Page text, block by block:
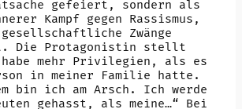
gefeiert, sondern als
Kampf gegen Rassismus,
gesellschaftliche Zwänge
Die Protagonistin stellt
mehr Privilegien, als es
in meiner Familie hatte.
bin ich am Arsch. Ich werde
gehasst, als meine…“ Bei